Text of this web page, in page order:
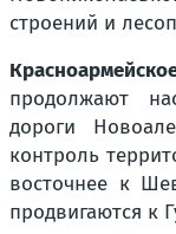
строений и
продолжают
дороги
контроль
восточнее к
продвигаются к